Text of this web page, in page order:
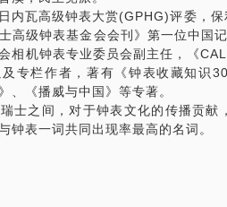
考书单，知识就是力量；
欢自己的手表，而不仅用它来证明价
么是，内行人买钟表，外行人看热闹
你我相识，这份缘值得珍惜。约见时
编写的《名表名鉴》。
可以约在我的书斋，有钟表实物与大
谈表、闻书香。
内瓦高级钟表大赏(GPHG)评委，
高级钟表基金会会刊》第一位中国
相机钟表专业委员会副主任，《
专栏作者，著有《钟表收藏知识
、《播威与中国》等专著。
士之间，对于钟表文化的传播贡献
钟表一词共同出现率最高的名词。